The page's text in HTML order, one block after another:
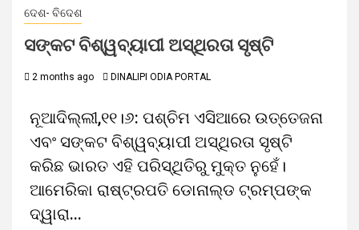
ଦେଶ- ବିଦେଶ
ସଙ୍କଟ ବିଶ୍ୱବ୍ୟାପୀ ଅସ୍ଥିରତା ସୃଷ୍ଟି
2 months ago DINALIPI ODIA PORTAL
ନୂଆଦିଲ୍ଲୀ,୧୧।୬: ପଶ୍ଚିମ ଏସିଆରେ ଉତ୍ତେଜନା
ଏବଂ ସଙ୍କଟ ବିଶ୍ୱବ୍ୟାପୀ ଅସ୍ଥିରତା ସୃଷ୍ଟି
କରିଛ ଭାରତ ଏହି ପରିସ୍ଥିତିରୁ ମୁକ୍ତ ନୁହେଁ।
ଆମେରିକା ରାଷ୍ଟ୍ରପତି ଡୋନାଲ୍ଡ ଟ୍ରମ୍ପଙ୍କ
ଦ୍ୱାରା...